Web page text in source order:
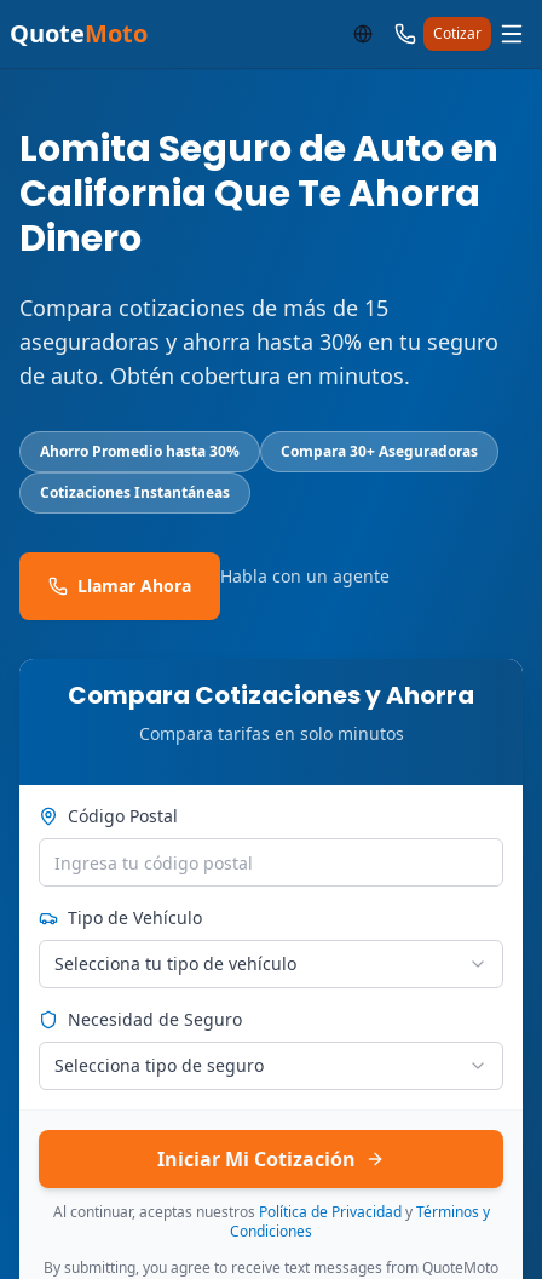
QuoteMoto Cotizar
Lomita Seguro de Auto en
California Que Te Ahorra
Dinero
Compara cotizaciones de más de 15
aseguradoras y ahorra hasta 30% en tu seguro
de auto. Obtén cobertura en minutos.
Ahorro Promedio hasta 30%
Compara 30+ Aseguradoras
Cotizaciones Instantáneas
Llamar Ahora Habla con un agente
Compara Cotizaciones y Ahorra
Compara tarifas en solo minutos
Código Postal
Tipo de Vehículo
Selecciona tu tipo de vehículo
Necesidad de Seguro
Selecciona tipo de seguro
Iniciar Mi Cotización
Al continuar, aceptas nuestros Política de Privacidad y Términos y
Condiciones
By submitting, you agree to receive text messages from QuoteMoto